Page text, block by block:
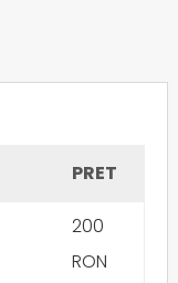
PRET
200
RON